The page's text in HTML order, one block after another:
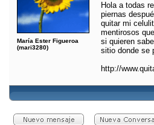
María Ester Figueroa
(mari3280)
Hola a todas
piernas
quitar mi
mentirosos
si quieren
sitio donde se
http://